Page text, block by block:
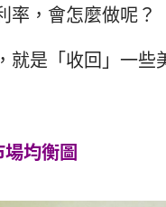
率，會怎麼做呢？
就是「收回」一些
均衡圖